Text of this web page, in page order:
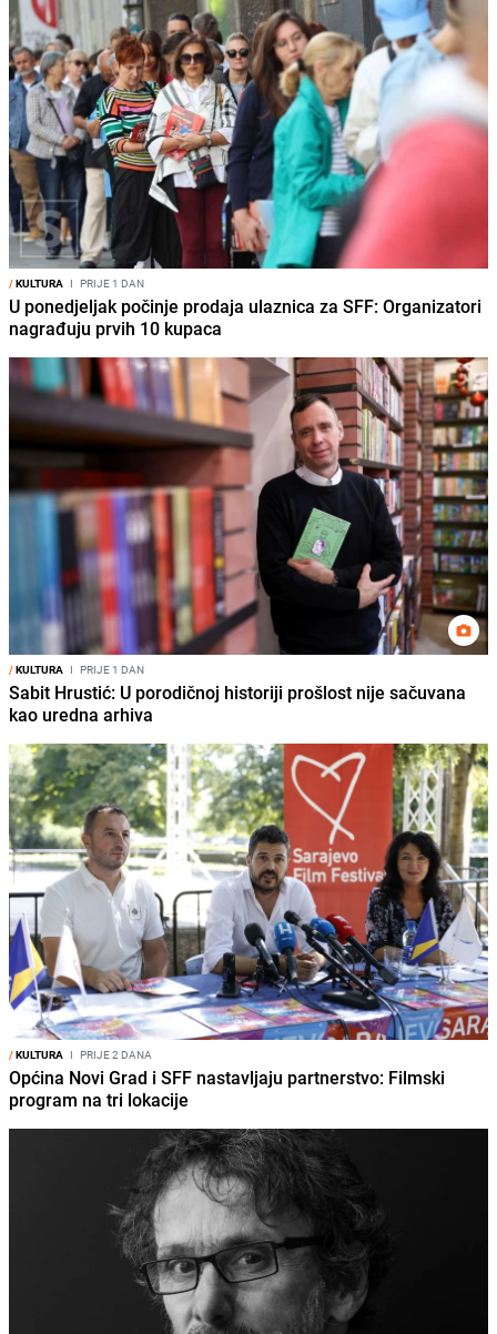
/KULTURA I PRIJE 1 DAN
U ponedjeljak počinje prodaja ulaznica za SFF: Organizatori
nagrađuju prvih 10 kupaca
/KULTURA I PRIJE 1 DAN
Sabit Hrustić: U porodičnoj historiji prošlost nije sačuvana
kao uredna arhiva
/KULTURA I PRIJE 2 DANA
Općina Novi Grad i SFF nastavljaju partnerstvo: Filmski
program na tri lokacije